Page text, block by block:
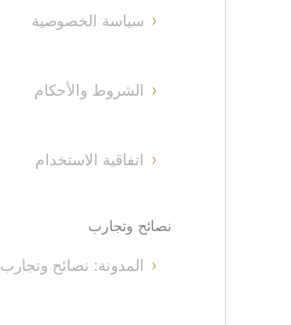
سياسة الخصوصية
الشروط والأحكام
اتفاقية الاستخدام
نصائح وتجارب
المدونة: نصائح وتجارب